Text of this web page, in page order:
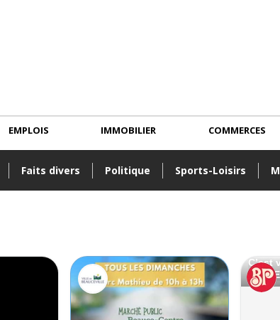
Faits divers Politique Sports-Loisirs
EMPLOIS IMMOBILIER COMMERCES